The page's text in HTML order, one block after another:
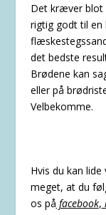
Det kræver blot
rigtig godt til en
det bedste
Brødene kan
eller på
Velbekomme.
Hvis du kan
meget, at du
os på facebook,